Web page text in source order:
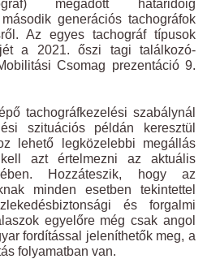
megadott határidőig
generációs tachográfok
Az egyes tachográf típusok
a 2021. őszi tagi találkozó-
Csomag prezentáció 9.
tachográfkezelési szabálynál
szituációs példán keresztül
lehető legközelebbi megállás
azt értelmezni az aktuális
Hozzáteszik, hogy az
minden esetben tekintettel
és forgalmi
egyelőre még csak angol
fordítással jeleníthetők meg, a
folyamatban van.